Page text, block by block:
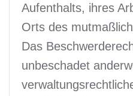
Aufenthalts, ihres
Orts des
Das
unbeschadet